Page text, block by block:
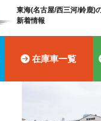
東海(名古屋/西三河/鈴鹿)
新着情報
在庫車一覧